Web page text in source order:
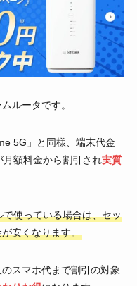
ルータです。
5G」と同様、端末代金
額料金から割引され実質
使っている場合は、セッ
安くなります。
スマホ代まで割引の対象